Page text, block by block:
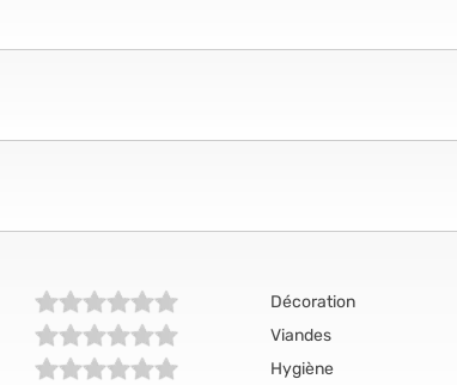
Décoration
Viandes
Hygiène